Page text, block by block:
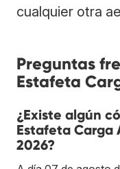
cualquier otra
Preguntas
Estafeta
¿Existe algún
Estafeta Carga
2026?